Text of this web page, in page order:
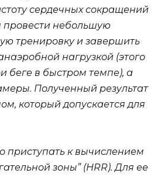
сердечных сокращений
провести небольшую
тренировку и завершить
нагрузкой (этого
беге в быстром темпе), а
Полученный результат
который допускается для
приступать к вычислением
зоны” (HRR). Для ее